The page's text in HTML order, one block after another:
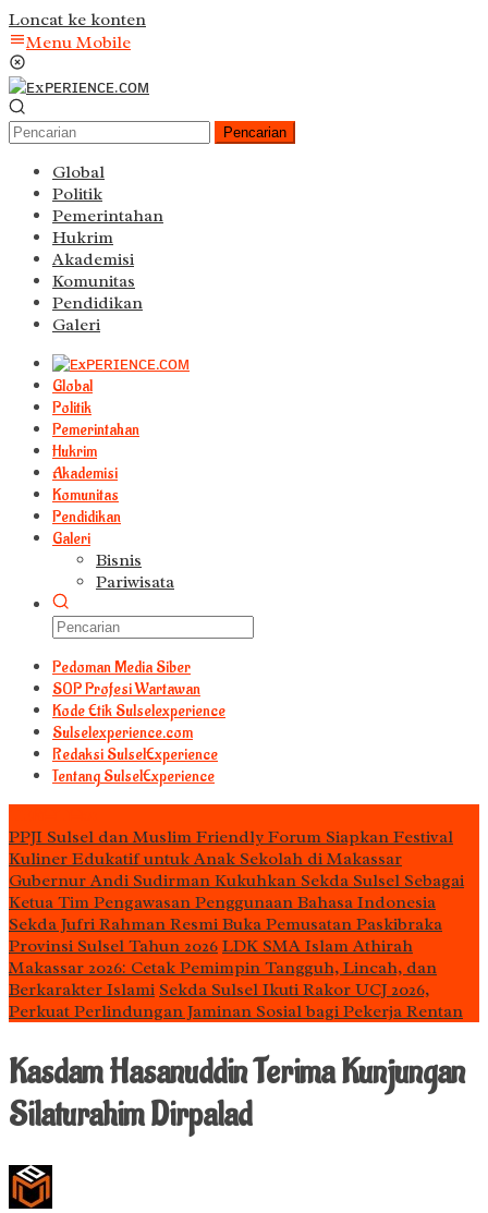
Loncat ke konten
Menu Mobile
Pencarian
Global
Politik
Pemerintahan
Hukrim
Akademisi
Komunitas
Pendidikan
Galeri
Global
Politik
Pemerintahan
Hukrim
Akademisi
Komunitas
Pendidikan
Galeri
Bisnis
Pariwisata
Pedoman Media Siber
S0P Profesi Wartawan
Kode Etik Sulselexperience
Sulselexperience.com
Redaksi SulselExperience
Tentang SulselExperience
PPJI Sulsel dan Muslim Friendly Forum Siapkan Festival
Kuliner Edukatif untuk Anak Sekolah di Makassar
Gubernur Andi Sudirman Kukuhkan Sekda Sulsel Sebagai
Ketua Tim Pengawasan Penggunaan Bahasa Indonesia
Sekda Jufri Rahman Resmi Buka Pemusatan Paskibraka
Provinsi Sulsel Tahun 2026 LDK SMA Islam Athirah
Makassar 2026: Cetak Pemimpin Tangguh, Lincah, dan
Berkarakter Islami Sekda Sulsel Ikuti Rakor UCJ 2026,
Perkuat Perlindungan Jaminan Sosial bagi Pekerja Rentan
Kasdam Hasanuddin Terima Kunjungan
Silaturahim Dirpalad